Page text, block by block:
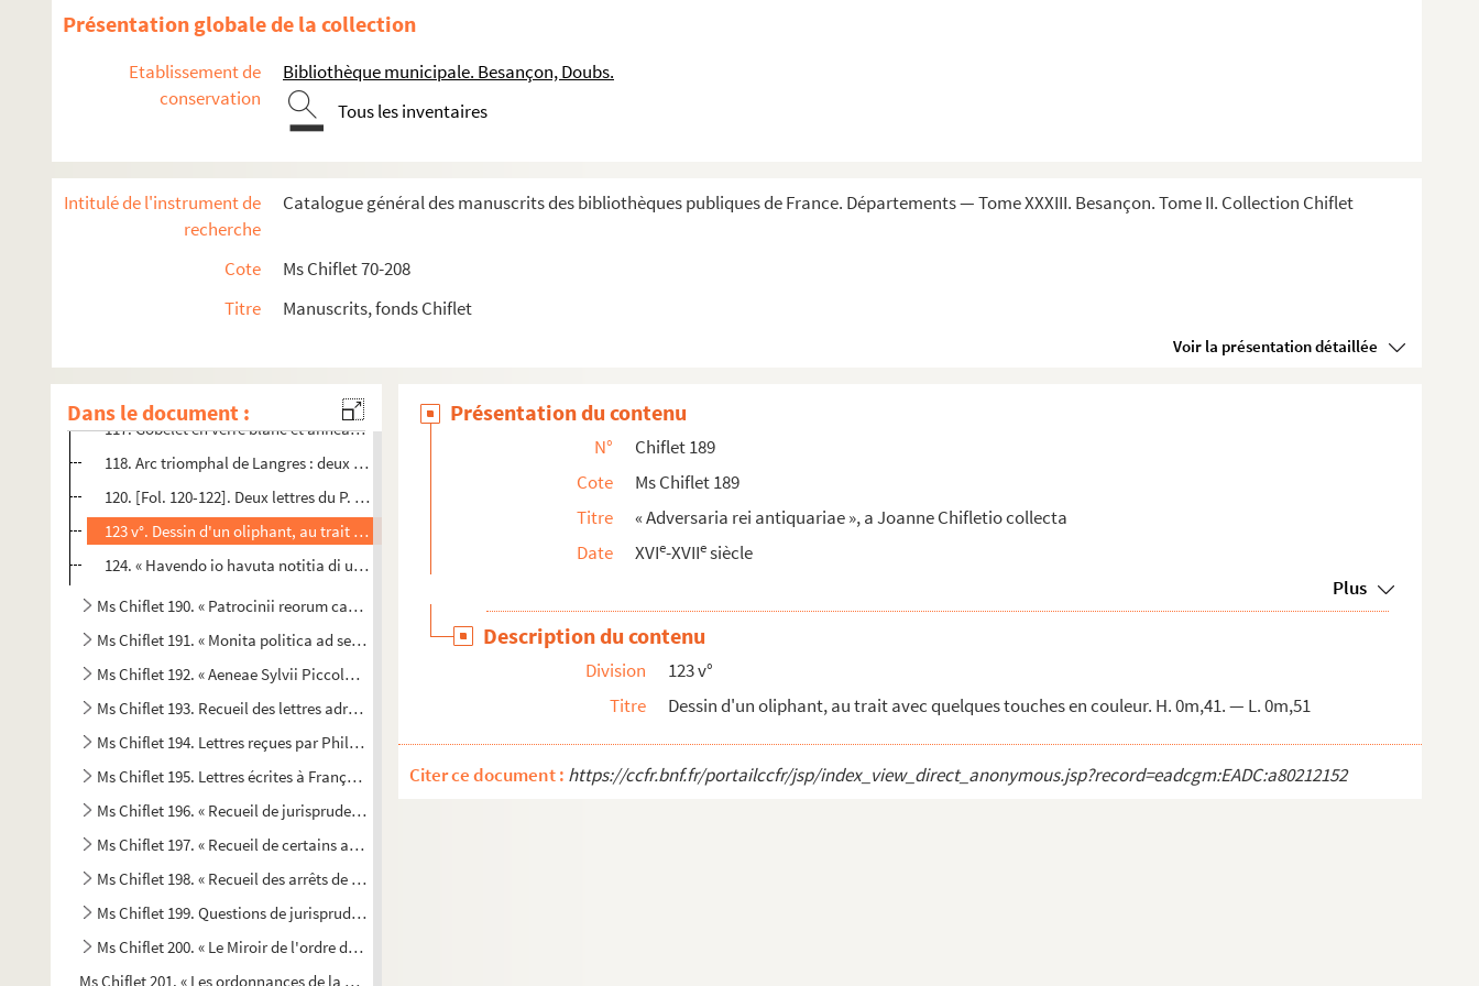
Présentation globale de la collection
Etablissement de
conservation
Bibliothèque municipale. Besançon, Doubs.
Tous les inventaires
Intitulé de l'instrument de
recherche
Catalogue général des manuscrits des bibliothèques publiques de France. Départements — Tome XXXIII. Besançon. Tome II. Collection Chiflet
Cote
Ms Chiflet 70-208
Titre
Manuscrits, fonds Chiflet
Voir la présentation détaillée
Dans le document :
76. « Numismata aurea serenissimi archiducis Leopoldi Wilhelmi. » Cette liste porte beaucoup de retouche...
98. Trois épitaphes de tombeaux romains : description, en langue italienne, du contenu des sarcophages ;...
105. « Ce qui suit est un dessin de plusieurs pièces antiques trouvées à Zaventhem, en Brabant, à deux li...
107 v°. Sarcophage arrondi par le haut et rétréci vers les pieds que renfermait le caveau
108 v°. Couvercle de sarcophage, ayant pour décoration la figure d'un génie qui tient d'une main un flambeau...
112. [Fol. 112-117]. Cinq petits vases en terre
117. Gobelet en verre blanc et anneau sigillaire en verre jaune
118. Arc triomphal de Langres : deux dessins teintés au bistre du président Jean Roussat (début du XVIIe ...
120. [Fol. 120-122]. Deux lettres du P. Alexandre Wiltheim, jésuite, à Jean-Jacques Chiflet : dans l'une ...
123 v°. Dessin d'un oliphant, au trait avec quelques touches en couleur. H. 0m,41. — L. 0m,51
124. « Havendo io havuta notitia di una medaglia di Costan tino, molto bella... » : extrait des Discorsi ...
Ms Chiflet 190. « Patrocinii reorum capitis damnatorum.. [libri III et IV] », auctore Joanne Chifletio, I. C. Vesont...
Ms Chiflet 191. « Monita politica ad serenissimos Lotharingiae superioris duces, qui sunt principes... S. R. Imperii...
Ms Chiflet 192. « Aeneae Sylvii Piccolomini, Senensis episcopi, S. R. E. card., ac deinde dicti Pii II, pont. max., ...
Ms Chiflet 193. Recueil des lettres adressées à F.-X. Chiflet par M. de Quinsonnas et d'Aguesseau
Ms Chiflet 194. Lettres reçues par Philippe-Eugène, Claude-Nicolas et François-Xavier Chiflet (1697-1765)
Ms Chiflet 195. Lettres écrites à François-Xavier Chiflet par la famille du président Bouhier
Ms Chiflet 196. « Recueil de jurisprudence commencé le 1
Ms Chiflet 197. « Recueil de certains arrests et raisons alléguées à la conclusion d'iceux au parlement de Dole, col...
Ms Chiflet 198. « Recueil des arrêts de M. Terrier, conseiller au parlement de Dole, ès années 1639, 1640, 1641 et s...
Ms Chiflet 199. Questions de jurisprudence résolues par le parlement de Besançon, sur la demande du chancelier d'Agu...
Ms Chiflet 200. « Le Miroir de l'ordre du Thoison d'or », par Pierre Pyon, prieur du Bois-Seigneur-Isaac (près de Ni...
Ms Chiflet 201. « Les ordonnances de la comté de Bourgongne, par Philippe le Bon, duc et comte de Bourgongne », et p...
Présentation du contenu
N°
Chiflet 189
Cote
Ms Chiflet 189
Titre
« Adversaria rei antiquariae », a Joanne Chifletio collecta
Date
XVIe-XVIIesiècle
Plus
Description du contenu
Division
123 v°
Titre
Dessin d'un oliphant, au trait avec quelques touches en couleur. H. 0m,41. — L. 0m,51
Citer ce document : https://ccfr.bnf.fr/portailccfr/jsp/index_view_direct_anonymous.jsp?record=eadcgm:EADC:a80212152